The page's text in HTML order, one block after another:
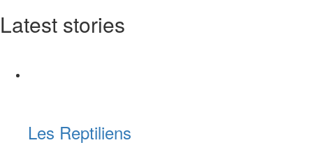
Latest stories
Les Reptiliens